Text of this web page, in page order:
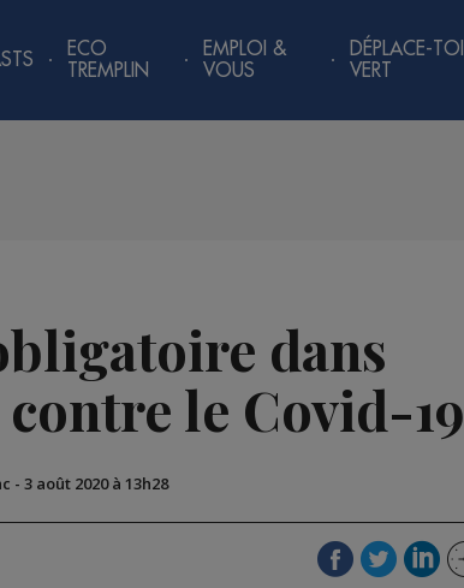
ECO
TREMPLIN
EMPLOI &
VOUS
DÉPLACE-TOI
VERT
dans
le Covid-19
- 3 août 2020 à 13h28